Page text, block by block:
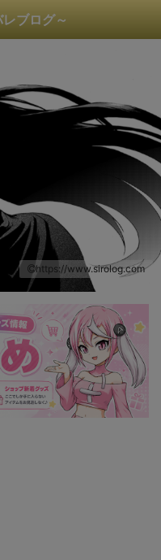
ブログ～
https://www.sirolog.com